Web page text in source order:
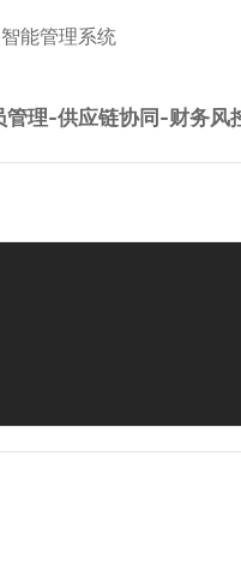
能管理系统
管理-供应链协同-财务风